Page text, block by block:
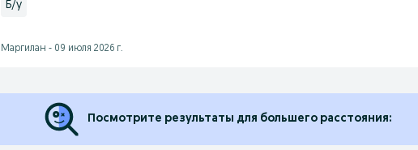
Б/у
Маргилан - 09 июля 2026 г.
Посмотрите результаты для большего расстояния: